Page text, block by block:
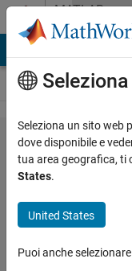
Vai al contenutoMATLAB
Answers
2% and
5%
times
Daniel
Seleziona un sito web
dove disponibile e
tua area geografica, ti
States.
United States
Puoi anche